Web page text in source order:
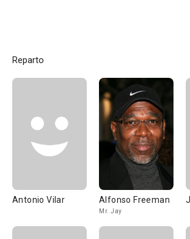
Reparto
Antonio Vilar Alfonso Freeman
Mr. Jay